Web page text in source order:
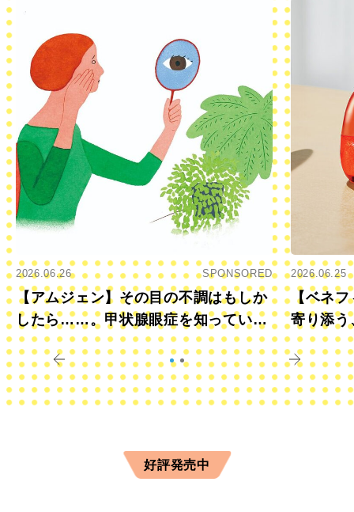
2026.06.26 SPONSORED
【アムジェン】その目の不調はもしか
したら……。甲状腺眼症を知っていま
すか？
2026.06.25
【ベネフ
寄り添う
きに
好評発売中